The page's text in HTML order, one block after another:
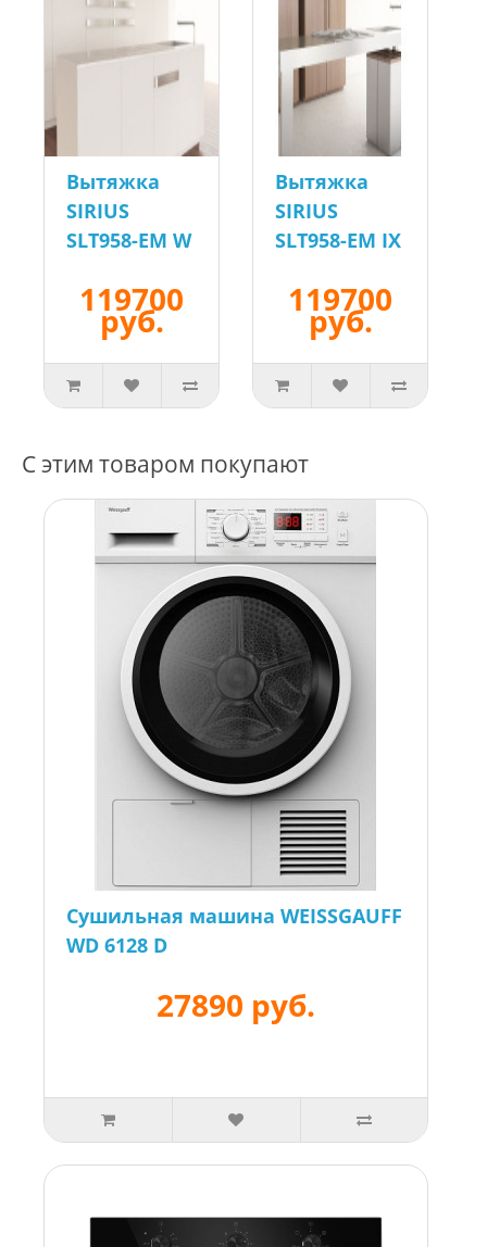
Вытяжка
SIRIUS
SLT958-EM W
119700
руб.
Вытяжка
SIRIUS
SLT958-EM IX
119700
руб.
С этим товаром покупают
Сушильная машина WEISSGAUFF
WD 6128 D
27890 руб.